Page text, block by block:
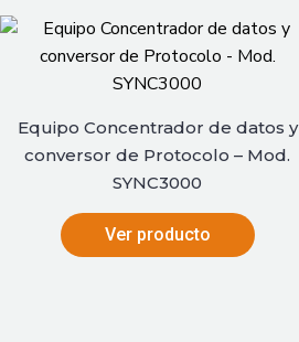
Equipo Concentrador de datos y
conversor de Protocolo – Mod.
SYNC3000
Ver producto